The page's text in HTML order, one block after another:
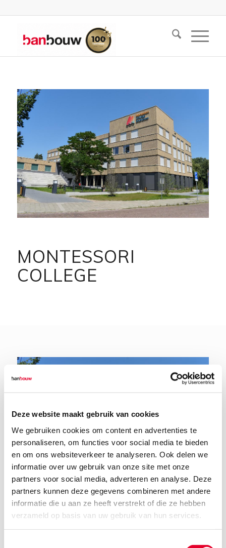
Deze website maakt gebruik van cookies
We gebruiken cookies om content en advertenties te
personaliseren, om functies voor social media te bieden
en om ons websiteverkeer te analyseren. Ook delen we
informatie over uw gebruik van onze site met onze
partners voor social media, adverteren en analyse. Deze
partners kunnen deze gegevens combineren met andere
informatie die u aan ze heeft verstrekt of die ze hebben
verzameld op basis van uw gebruik van hun services.
MONTESSORI
COLLEGE
25 juni 2026